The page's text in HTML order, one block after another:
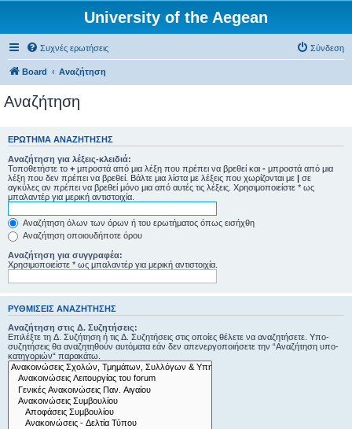
University of the Aegean
Συχνές ερωτήσεις Σύνδεση
Board Αναζήτηση
Αναζήτηση
ΕΡΏΤΗΜΑ ΑΝΑΖΉΤΗΣΗΣ
Αναζήτηση για λέξεις-κλειδιά:
Τοποθετήστε το + μπροστά από μια λέξη που πρέπει να βρεθεί και - μπροστά από μια
λέξη που δεν πρέπει να βρεθεί. Βάλτε μια λίστα με λέξεις που χωρίζονται με | σε
αγκύλες αν πρέπει να βρεθεί μόνο μια από αυτές τις λέξεις. Χρησιμοποιείστε * ως
μπαλαντέρ για μερική αντιστοιχία.
Αναζήτηση όλων των όρων ή του ερωτήματος όπως εισήχθη
Αναζήτηση οποιουδήποτε όρου
Αναζήτηση για συγγραφέα:
Χρησιμοποιείστε * ως μπαλαντέρ για μερική αντιστοιχία.
ΡΥΘΜΊΣΕΙΣ ΑΝΑΖΉΤΗΣΗΣ
Αναζήτηση στις Δ. Συζητήσεις:
Επιλέξτε τη Δ. Συζήτηση ή τις Δ. Συζητήσεις στις οποίες θέλετε να αναζητήσετε. Υπο-
συζητήσεις θα αναζητηθούν αυτόματα εάν δεν απενεργοποιήσετε την “Αναζήτηση υπο-
κατηγοριών“ παρακάτω.